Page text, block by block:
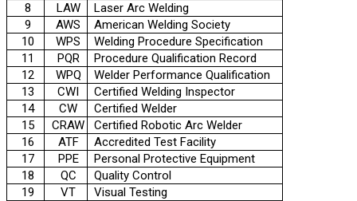
8
LAW
Laser Arc Welding
9
AWS
American Welding Society
10
WPS
Welding Procedure Specification
11
PQR
Procedure Qualification Record
12
WPQ
Welder Performance Qualification
13
CWI
Certified Welding Inspector
14
CW
Certified Welder
15
CRAW
Certified Robotic Arc Welder
16
ATF
Accredited Test Facility
17
PPE
Personal Protective Equipment
18
QC
Quality Control
19
VT
Visual Testing